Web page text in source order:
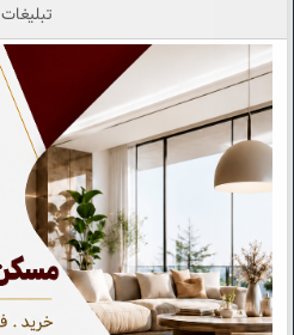
تبلیغات